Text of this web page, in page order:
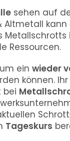
sehen auf
Altmetall
Metallschrotts
Ressourcen.
ein wieder
können. Ihr
bei
Tageskurs